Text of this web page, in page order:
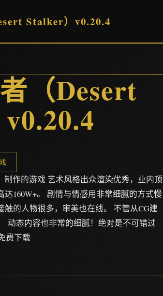
Stalker）v0.20.4
（Desert
制作的游戏 艺术风格出众渲染优秀，业内顶
160W+。 剧情与情感用非常细腻的方式慢
的人物很多，审美也在线。 不管从CG建
动态内容也非常的细腻！绝对是不可错过
费下载